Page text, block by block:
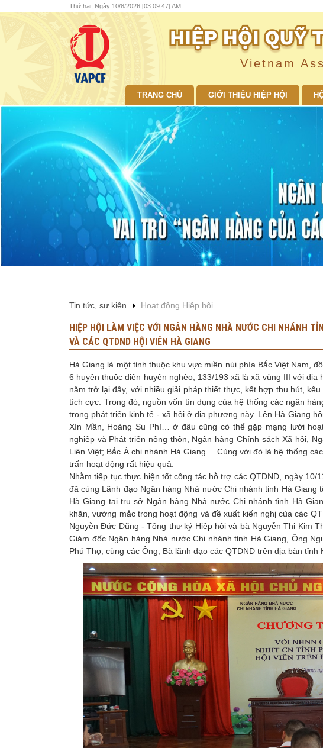
Thứ hai, Ngày 10/8/2026 [03:09:49] AM
Vietnam
TRANG CHỦ GIỚI THIỆU HIỆP HỘI
Tin tức, sự kiện Hoạt động Hiệp hội
HIỆP HỘI LÀM VIỆC VỚI NGÂN HÀNG NHÀ NƯỚC CHI NHÁNH
VÀ CÁC QTDND HỘI VIÊN HÀ GIANG
Hà Giang là một tỉnh thuộc khu vực miền núi phía Bắc Việt Nam,
6 huyện thuộc diện huyện nghèo; 133/193 xã là xã vùng III với
năm trở lại đây, với nhiều giải pháp thiết thực, kết hợp thu hút,
tích cực. Trong đó, nguồn vốn tín dụng của hệ thống các ngân
trong phát triển kinh tế - xã hội ở địa phương này. Lên Hà Giang
Xín Mần, Hoàng Su Phì… ở đâu cũng có thể gặp mạng lưới
nghiệp và Phát triển nông thôn, Ngân hàng Chính sách Xã hội,
Liên Việt; Bắc Á chi nhánh Hà Giang… Cùng với đó là hệ thống
trấn hoạt động rất hiệu quả.
Nhằm tiếp tục thực hiện tốt công tác hỗ trợ các QTDND, ngày
đã cùng Lãnh đạo Ngân hàng Nhà nước Chi nhánh tỉnh Hà
Hà Giang tại trụ sở Ngân hàng Nhà nước Chi nhánh tỉnh Hà
khăn, vướng mắc trong hoạt động và đề xuất kiến nghị của các
Nguyễn Đức Dũng - Tổng thư ký Hiệp hội và bà Nguyễn Thị Kim
Giám đốc Ngân hàng Nhà nước Chi nhánh tỉnh Hà Giang, Ông
Phú Thọ, cùng các Ông, Bà lãnh đạo các QTDND trên địa bàn tỉnh